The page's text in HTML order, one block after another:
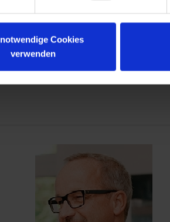
Cookies
verwenden